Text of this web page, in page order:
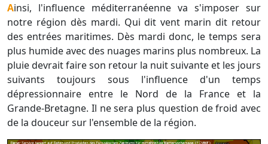
Ainsi, l'influence méditerranéenne va s'imposer sur
notre région dès mardi. Qui dit vent marin dit retour
des entrées maritimes. Dès mardi donc, le temps sera
plus humide avec des nuages marins plus nombreux. La
pluie devrait faire son retour la nuit suivante et les jours
suivants toujours sous l'influence d'un temps
dépressionnaire entre le Nord de la France et la
Grande-Bretagne. Il ne sera plus question de froid avec
de la douceur sur l'ensemble de la région.